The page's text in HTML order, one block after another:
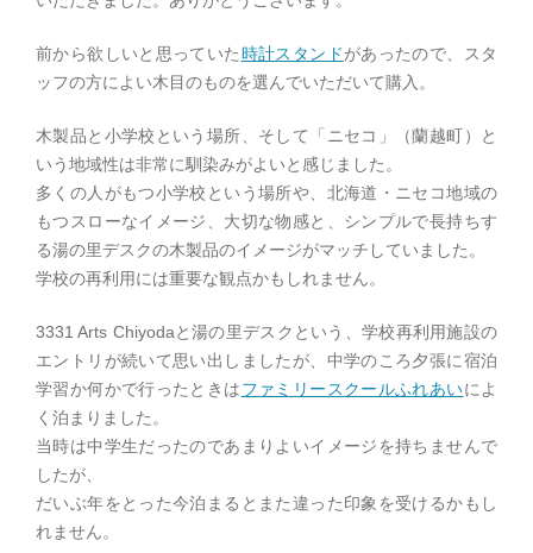
前から欲しいと思っていた時計スタンドがあったので、スタ
ッフの方によい木目のものを選んでいただいて購入。
木製品と小学校という場所、そして「ニセコ」（蘭越町）と
いう地域性は非常に馴染みがよいと感じました。
多くの人がもつ小学校という場所や、北海道・ニセコ地域の
もつスローなイメージ、大切な物感と、シンプルで長持ちす
る湯の里デスクの木製品のイメージがマッチしていました。
学校の再利用には重要な観点かもしれません。
3331 Arts Chiyodaと湯の里デスクという、学校再利用施設の
エントリが続いて思い出しましたが、中学のころ夕張に宿泊
学習か何かで行ったときはファミリースクールふれあいによ
く泊まりました。
当時は中学生だったのであまりよいイメージを持ちませんで
したが、
だいぶ年をとった今泊まるとまた違った印象を受けるかもし
れません。